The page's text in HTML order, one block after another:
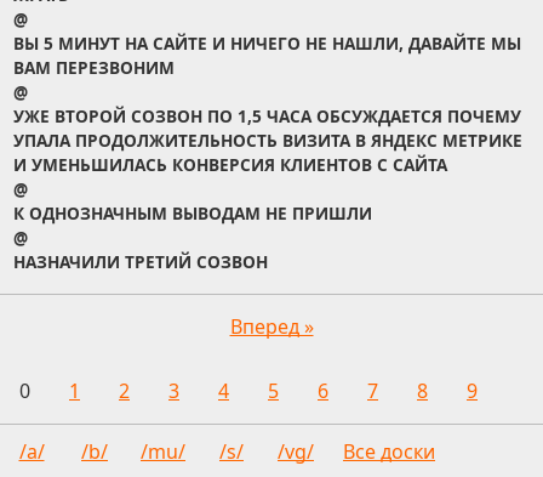
@
ВЫ 5 МИНУТ НА САЙТЕ И НИЧЕГО НЕ НАШЛИ, ДАВАЙТЕ МЫ
ВАМ ПЕРЕЗВОНИМ
@
УЖЕ ВТОРОЙ СОЗВОН ПО 1,5 ЧАСА ОБСУЖДАЕТСЯ ПОЧЕМУ
УПАЛА ПРОДОЛЖИТЕЛЬНОСТЬ ВИЗИТА В ЯНДЕКС МЕТРИКЕ
И УМЕНЬШИЛАСЬ КОНВЕРСИЯ КЛИЕНТОВ С САЙТА
@
К ОДНОЗНАЧНЫМ ВЫВОДАМ НЕ ПРИШЛИ
@
НАЗНАЧИЛИ ТРЕТИЙ СОЗВОН
Вперед »
0 1 2 3 4 5 6 7 8 9
/a/ /b/ /mu/ /s/ /vg/ Все доски